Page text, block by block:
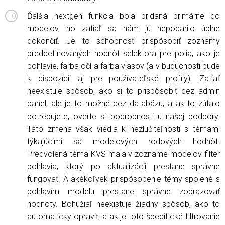
Ďalšia nextgen funkcia bola pridaná primárne do
modelov, no zatiaľ sa nám ju nepodarilo úplne
dokončiť. Je to schopnosť prispôsobiť zoznamy
preddefinovaných hodnôt selektora pre polia, ako je
pohlavie, farba očí a farba vlasov (a v budúcnosti bude
k dispozícii aj pre používateľské profily). Zatiaľ
neexistuje spôsob, ako si to prispôsobiť cez admin
panel, ale je to možné cez databázu, a ak to zúfalo
potrebujete, overte si podrobnosti u našej podpory.
Táto zmena však viedla k nezlučiteľnosti s témami
týkajúcimi sa modelových rodových hodnôt.
Predvolená téma KVS mala v zozname modelov filter
pohlavia, ktorý po aktualizácii prestane správne
fungovať. A akékoľvek prispôsobenie témy spojené s
pohlavím modelu prestane správne zobrazovať
hodnoty. Bohužiaľ neexistuje žiadny spôsob, ako to
automaticky opraviť, a ak je toto špecifické filtrovanie